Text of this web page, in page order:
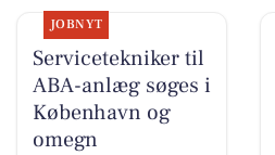
JOBNYT
Servicetekniker til
ABA-anlæg søges i
København og
omegn